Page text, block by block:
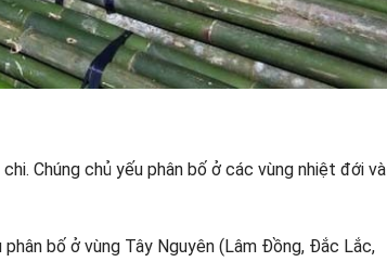
Chúng chủ yếu phân bố ở các vùng nhiệt đới và
bố ở vùng Tây Nguyên (Lâm Đồng, Đắc Lắc,